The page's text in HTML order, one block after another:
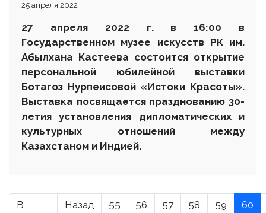
25 апреля 2022
27 апреля 2022 г. в 16:00 в
Государственном музее искусств РК им.
Абылхана Кастеева состоится открытие
персональной юбилейной выставки
Ботагоз Нурпеисовой «Истоки Красоты».
Выставка посвящается празднованию 30-
летия установления дипломатических и
культурных отношений между
Казахстаном и Индией.
В
Назад 55 56 57 58 59 60